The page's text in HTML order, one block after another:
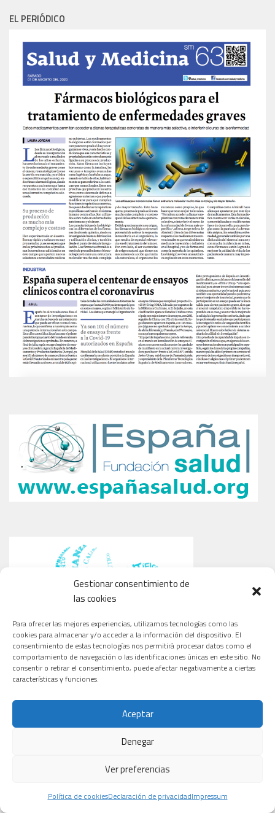
Gestionar consentimiento de
las cookies
Para ofrecer las mejores experiencias, utilizamos tecnologías como las
cookies para almacenar y/o acceder a la información del dispositivo. El
consentimiento de estas tecnologías nos permitirá procesar datos como el
comportamiento de navegación o las identificaciones únicas en este sitio. No
consentir o retirar el consentimiento, puede afectar negativamente a ciertas
características y funciones.
Aceptar
Denegar
Ver preferencias
Política de cookiesDeclaración de privacidadImpressum
EL PERIÓDICO